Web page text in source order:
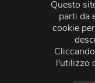
Questo
parti da
cookie
l'utilizzo
Registro delle
Fiscale e Partita
Credits:Crea